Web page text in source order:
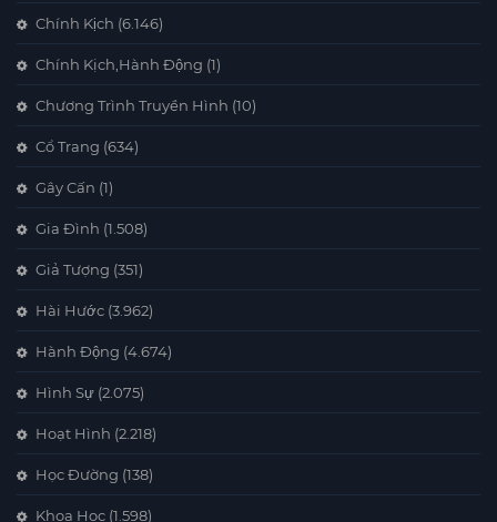
Chính Kịch (6.146)
Chính Kịch,Hành Động (1)
Chương Trình Truyền Hình (10)
Cổ Trang (634)
Gây Cấn (1)
Gia Đình (1.508)
Giả Tượng (351)
Hài Hước (3.962)
Hành Động (4.674)
Hình Sự (2.075)
Hoạt Hình (2.218)
Học Đường (138)
Khoa Học (1.598)